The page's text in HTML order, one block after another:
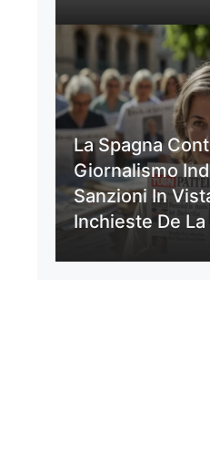
La Spagna
Giornalismo
Sanzioni In
Inchieste De